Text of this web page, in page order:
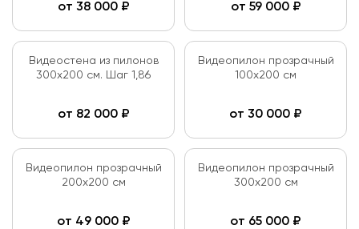
от 38 000₽ от 59 000₽
Видеостена из пилонов
300х200 см. Шаг 1,86
от 82 000₽
Видеопилон прозрачный
100х200 см
от 30 000 ₽
Видеопилон прозрачный
200х200 см
от 49 000₽
Видеопилон прозрачный
300х200 см
от 65 000 ₽